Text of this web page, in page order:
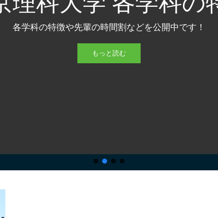
各学科の特徴や先輩の時間割などを公開中です！
もっと読む